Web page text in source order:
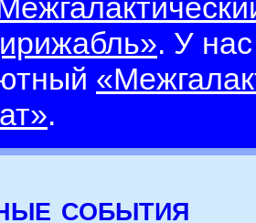
. У
.
события